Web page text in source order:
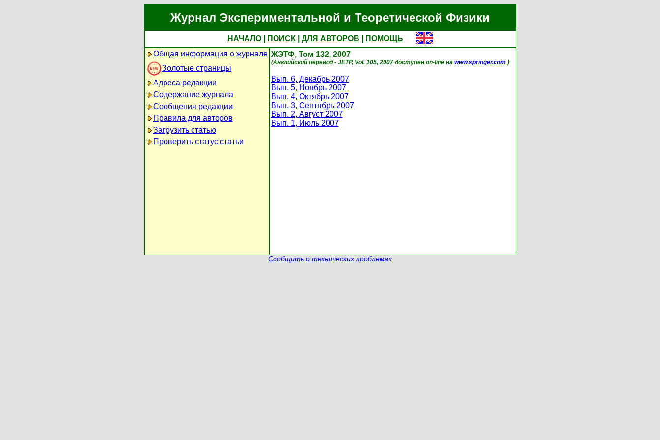
Журнал Экспериментальной и Теоретической Физики
НАЧАЛО ПОИСК ДЛЯ АВТОРОВ
ПОМОЩЬ
Общая информация о журнале
Золотые страницы
Адреса редакции
Содержание журнала
Сообщения редакции
Правила для авторов
Загрузить статью
Проверить статус статьи
ЖЭТФ, Том 132, 2007
(Английский перевод - JETP, Vol. 105, 2007 доступен on-line на www.springer.com)
Вып. 6, Декабрь 2007
Вып. 5, Ноябрь 2007
Вып. 4, Октябрь 2007
Вып. 3, Сентябрь 2007
Вып. 2, Август 2007
Вып. 1, Июль 2007
Сообщить о технических проблемах